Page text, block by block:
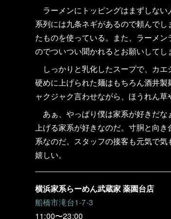
ラーメンにトッピングはまずしない
系列には九条ネギがあるので頼んで
たものを使っている。また、ラーメ
のでついつい聞かれるとお願いしてし
しっかりと乳化したスープで、カエ
硬めに上げられた麺はもちろん酒井
ャクジャク言わせながら、ほうれん草
あぁ、やっぱり僕は家系が好きだな
上げる家系が好きなのだ。寸胴と向
系なのだ。スタッフの接客も元気で
嬉しい。
横浜家系らーめん武蔵家 薬園台店
船橋市滝台1-7-3
11:00〜23:00